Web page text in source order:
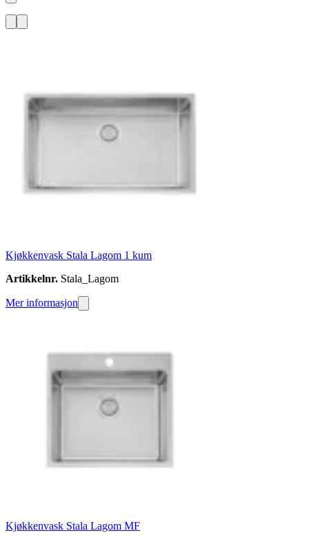
Kjøkkenvask Stala Lagom 1 kum
Artikkelnr. Stala_Lagom
Mer informasjon
Kjøkkenvask Stala Lagom MF